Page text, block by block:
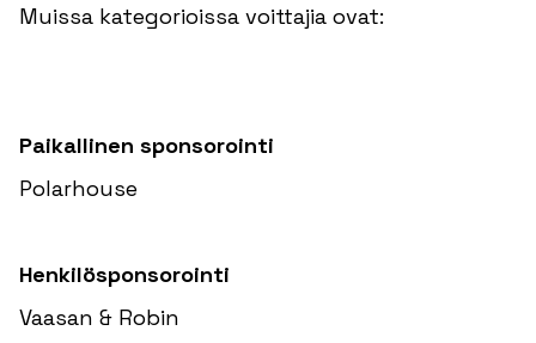
Muissa kategorioissa voittajia ovat:
Paikallinen sponsorointi
Polarhouse
Henkilösponsorointi
Vaasan & Robin